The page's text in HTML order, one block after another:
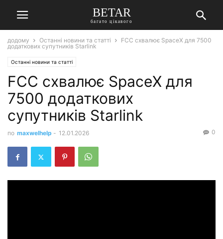
BETAR
багато цікавого
додому Останні новини та статті
FCC схвалює SpaceX для 7500
додаткових супутників Starlink
Останні новини та статті
FCC схвалює SpaceX для
7500 додаткових
супутників Starlink
по maxwelhelp - 12.01.2026 0